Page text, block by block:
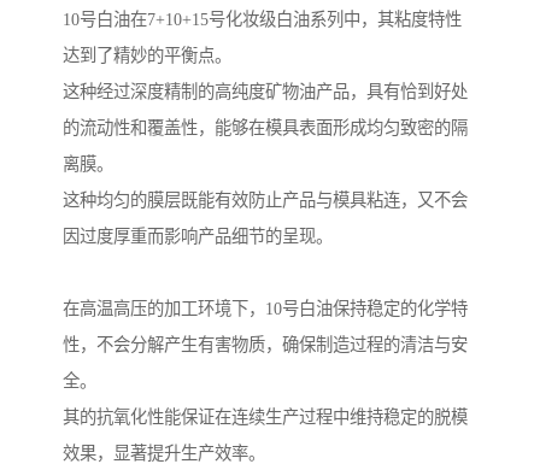
10号白油在7+10+15号化妆级白油系列中，其粘度特性
达到了精妙的平衡点。
这种经过深度精制的高纯度矿物油产品，具有恰到好处
的流动性和覆盖性，能够在模具表面形成均匀致密的隔
离膜。
这种均匀的膜层既能有效防止产品与模具粘连，又不会
因过度厚重而影响产品细节的呈现。
在高温高压的加工环境下，10号白油保持稳定的化学特
性，不会分解产生有害物质，确保制造过程的清洁与安
全。
其的抗氧化性能保证在连续生产过程中维持稳定的脱模
效果，显著提升生产效率。